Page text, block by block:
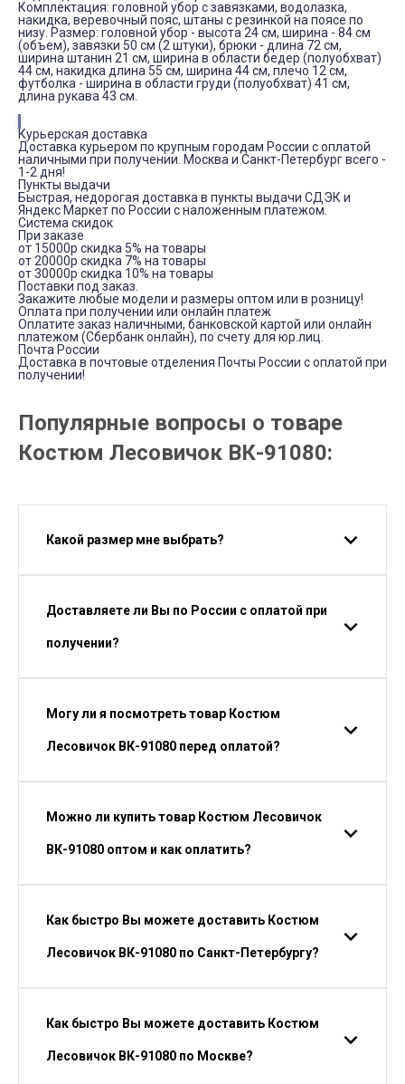
Комплектация: головной убор с завязками, водолазка,
накидка, веревочный пояс, штаны с резинкой на поясе по
низу. Размер: головной убор - высота 24 см, ширина - 84 см
(объем), завязки 50 см (2 штуки), брюки - длина 72 см,
ширина штанин 21 см, ширина в области бедер (полуобхват)
44 см, накидка длина 55 см, ширина 44 см, плечо 12 см,
футболка - ширина в области груди (полуобхват) 41 см,
длина рукава 43 см.
Курьерская доставка
Доставка курьером по крупным городам России с оплатой
наличными при получении. Москва и Санкт-Петербург всего -
1-2 дня!
Пункты выдачи
Быстрая, недорогая доставка в пункты выдачи СДЭК и
Яндекс Маркет по России с наложенным платежом.
Система скидок
При заказе
от 15000р скидка 5% на товары
от 20000р скидка 7% на товары
от 30000р скидка 10% на товары
Поставки под заказ.
Закажите любые модели и размеры оптом или в розницу!
Оплата при получении или онлайн платеж
Оплатите заказ наличными, банковской картой или онлайн
платежом (Сбербанк онлайн), по счету для юр.лиц.
Почта России
Доставка в почтовые отделения Почты России с оплатой при
получении!
Популярные вопросы о товаре
Костюм Лесовичок ВК-91080:
Какой размер мне выбрать?
Доставляете ли Вы по России с оплатой при
получении?
Могу ли я посмотреть товар Костюм
Лесовичок ВК-91080 перед оплатой?
Можно ли купить товар Костюм Лесовичок
ВК-91080 оптом и как оплатить?
Как быстро Вы можете доставить Костюм
Лесовичок ВК-91080 по Санкт-Петербургу?
Как быстро Вы можете доставить Костюм
Лесовичок ВК-91080 по Москве?